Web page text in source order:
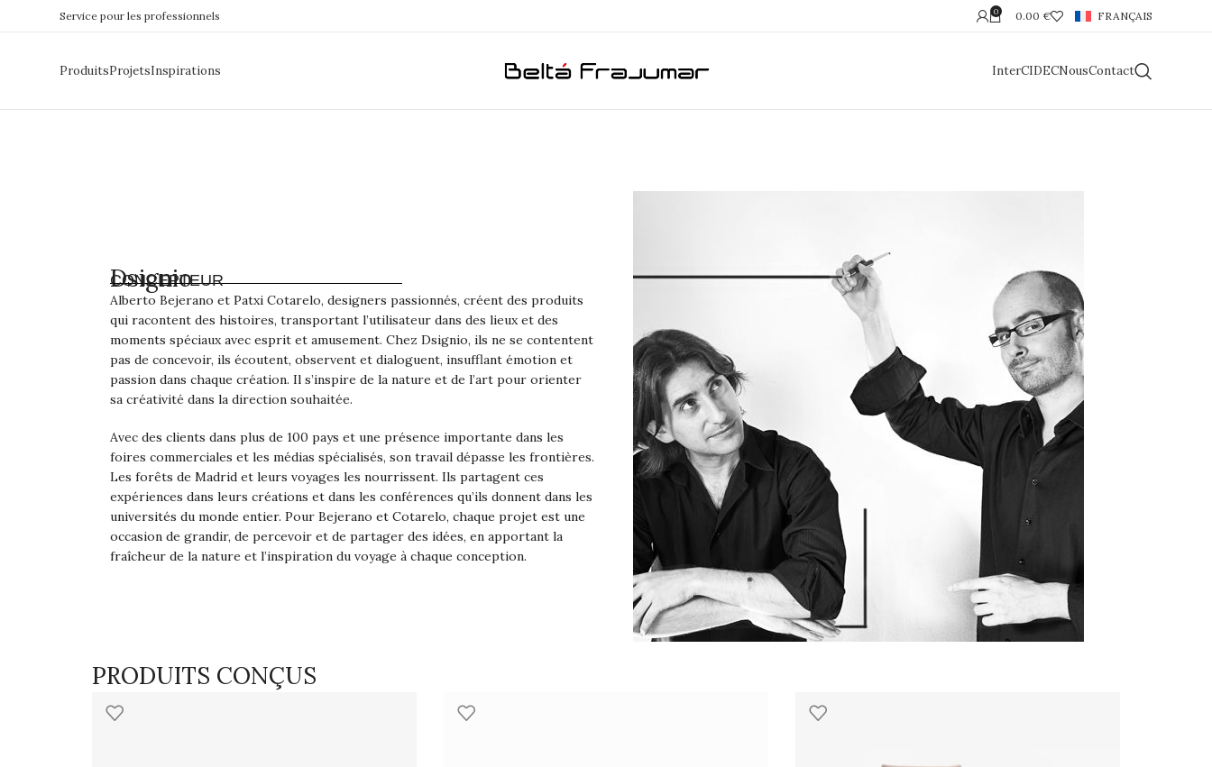
Service pour les professionnels 0 0.00 € FRANÇAIS
ProduitsProjetsInspirations InterCIDECNousContact
Dsignio
CONCEPTEUR
Alberto Bejerano et Patxi Cotarelo, designers passionnés, créent des produits
qui racontent des histoires, transportant l’utilisateur dans des lieux et des
moments spéciaux avec esprit et amusement. Chez Dsignio, ils ne se contentent
pas de concevoir, ils écoutent, observent et dialoguent, insufflant émotion et
passion dans chaque création. Il s’inspire de la nature et de l’art pour orienter
sa créativité dans la direction souhaitée.
Avec des clients dans plus de 100 pays et une présence importante dans les
foires commerciales et les médias spécialisés, son travail dépasse les frontières.
Les forêts de Madrid et leurs voyages les nourrissent. Ils partagent ces
expériences dans leurs créations et dans les conférences qu’ils donnent dans les
universités du monde entier. Pour Bejerano et Cotarelo, chaque projet est une
occasion de grandir, de percevoir et de partager des idées, en apportant la
fraîcheur de la nature et l’inspiration du voyage à chaque conception.
PRODUITS CONÇUS